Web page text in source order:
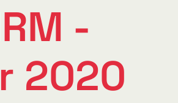
-
2020